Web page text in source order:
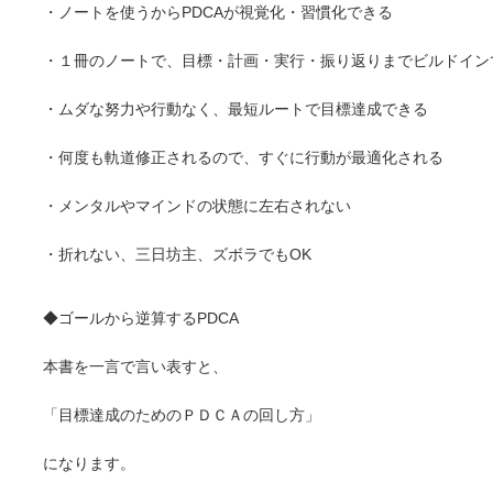
・ノートを使うからPDCAが視覚化・習慣化できる
・１冊のノートで、目標・計画・実行・振り返りまでビルドイ
・ムダな努力や行動なく、最短ルートで目標達成できる
・何度も軌道修正されるので、すぐに行動が最適化される
・メンタルやマインドの状態に左右されない
・折れない、三日坊主、ズボラでもOK
◆ゴールから逆算するPDCA
本書を一言で言い表すと、
「目標達成のためのＰＤＣＡの回し方」
になります。